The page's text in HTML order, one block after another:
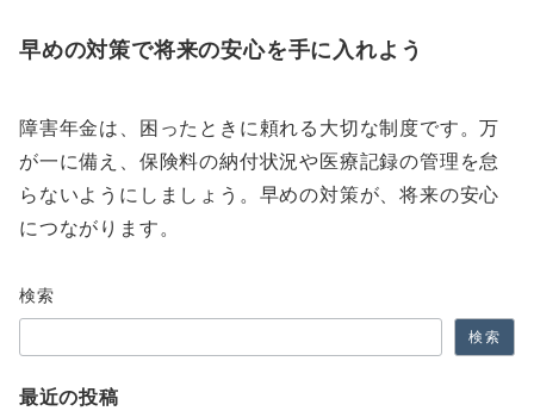
早めの対策で将来の安心を手に入れよう
障害年金は、困ったときに頼れる大切な制度です。万
が一に備え、保険料の納付状況や医療記録の管理を怠
らないようにしましょう。早めの対策が、将来の安心
につながります。
検索
検索
最近の投稿